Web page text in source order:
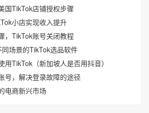
国TikTok店铺授权步骤
小店实现收入提升
，TikTok账号关闭教程
场景的TikTok选品软件
用TikTok（新加坡人是否用抖音）
号，解决登录故障的途径
电商新兴市场